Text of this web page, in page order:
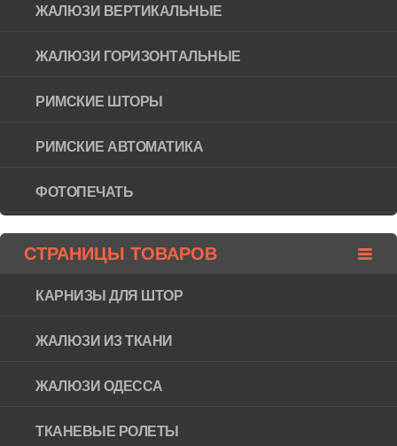
ЖАЛЮЗИ ВЕРТИКАЛЬНЫЕ
ЖАЛЮЗИ ГОРИЗОНТAЛЬНЫЕ
РИМСКИЕ ШТОРЫ
РИМСКИЕ АВТОМАТИКА
ФОТОПЕЧАТЬ
СТРАНИЦЫ ТОВАРОВ
КАРНИЗЫ ДЛЯ ШТОР
ЖАЛЮЗИ ИЗ ТКАНИ
ЖАЛЮЗИ ОДЕССА
ТКАНЕВЫЕ РОЛЕТЫ